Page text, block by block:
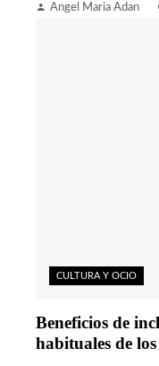
Angel Maria Adan
CULTURA Y OCIO
Beneficios de
habituales de